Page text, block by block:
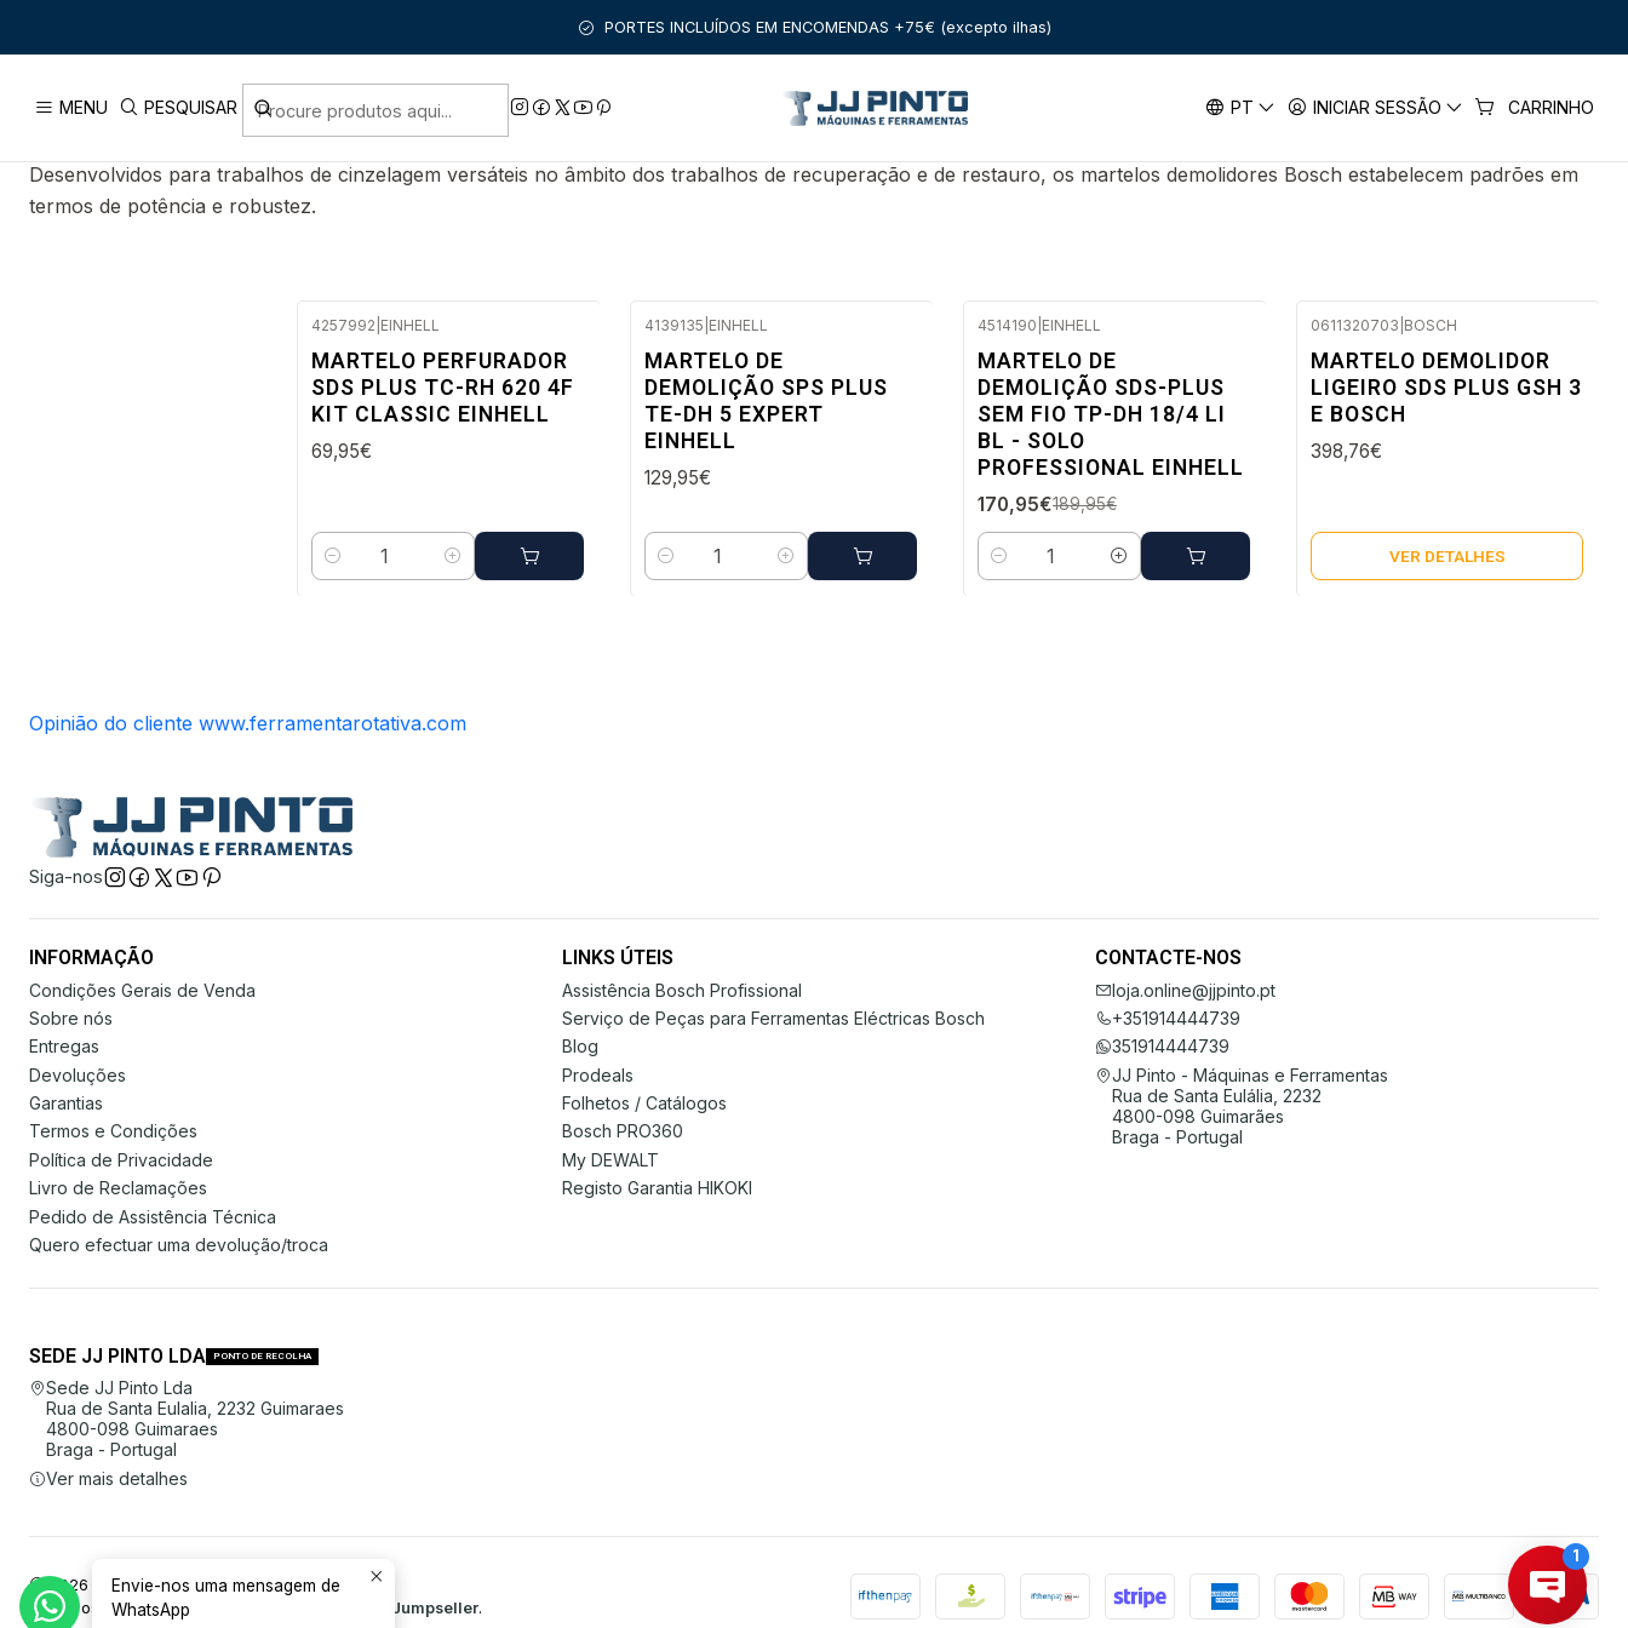
MENU PESQUISAR PT INICIAR SESSÃO CARRINHO
PORTES INCLUÍDOS EM ENCOMENDAS +75€ (excepto ilhas)
FERRAMENTAS COM FIO BOSCH PROFISSIONAL MARTELOS DEMOLIDORES SDS PLUS
MARTELOS DEMOLIDORES SDS PLUS
Desenvolvidos para trabalhos de cinzelagem versáteis no âmbito dos trabalhos de recuperação e de restauro, os martelos demolidores Bosch estabelecem padrões em
termos de potência e robustez.
4257992 EINHELL
MARTELO PERFURADOR
SDS PLUS TC-RH 620 4F
KIT CLASSIC EINHELL
69,95€
Quantidade
4139135 EINHELL
MARTELO DE
DEMOLIÇÃO SPS PLUS
TE-DH 5 EXPERT
EINHELL
129,95€
Quantidade
-10%
DESC.
Envio em 48 a 96 horas úteis
4514190 EINHELL
MARTELO DE
DEMOLIÇÃO SDS-PLUS
SEM FIO TP-DH 18/4 LI
BL - SOLO
PROFESSIONAL EINHELL
170,95€189,95€
Quantidade
0611320703 BOSCH
MARTELO DEMOLIDOR
LIGEIRO SDS PLUS GSH 3
E BOSCH
398,76€
VER DETALHES
Opinião do cliente www.ferramentarotativa.com
Siga-nos
INFORMAÇÃO
Condições Gerais de Venda
Sobre nós
Entregas
Devoluções
Garantias
Termos e Condições
Política de Privacidade
Livro de Reclamações
Pedido de Assistência Técnica
Quero efectuar uma devolução/troca
LINKS ÚTEIS
Assistência Bosch Profissional
Serviço de Peças para Ferramentas Eléctricas Bosch
Blog
Prodeals
Folhetos / Catálogos
Bosch PRO360
My DEWALT
Registo Garantia HIKOKI
CONTACTE-NOS
loja.online@jjpinto.pt
+351914444739
351914444739
JJ Pinto - Máquinas e Ferramentas
Rua de Santa Eulália, 2232
4800-098 Guimarães
Braga - Portugal
SEDE JJ PINTO LDA PONTO DE RECOLHA
Sede JJ Pinto Lda
Rua de Santa Eulalia, 2232 Guimaraes
4800-098 Guimaraes
Braga - Portugal
Ver mais detalhes
2026 JJ Pinto Lda.
Todos os Direitos Reservados.
Com tecnologia Jumpseller.
Envie-nos uma mensagem de
WhatsApp